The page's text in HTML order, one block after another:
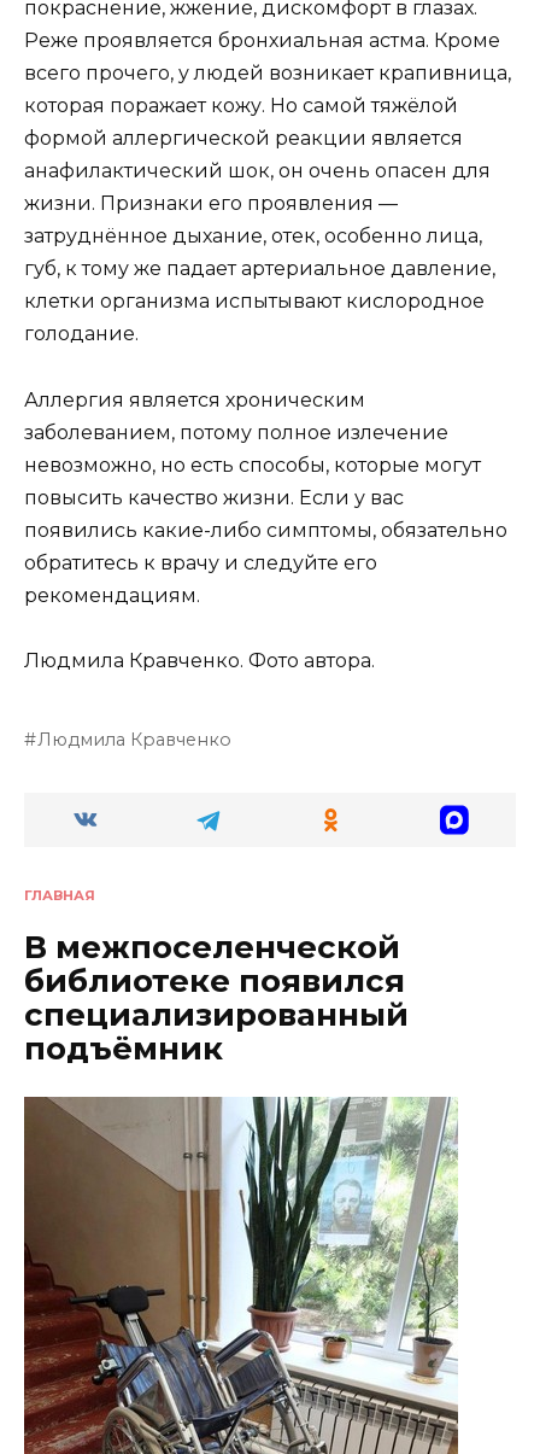
покраснение, жжение, дискомфорт в глазах.
Реже проявляется бронхиальная астма. Кроме
всего прочего, у людей возникает крапивница,
которая поражает кожу. Но самой тяжёлой
формой аллергической реакции является
анафилактический шок, он очень опасен для
жизни. Признаки его проявления —
затруднённое дыхание, отек, особенно лица,
губ, к тому же падает артериальное давление,
клетки организма испытывают кислородное
голодание.
Аллергия является хроническим
заболеванием, потому полное излечение
невозможно, но есть способы, которые могут
повысить качество жизни. Если у вас
появились какие-либо симптомы, обязательно
обратитесь к врачу и следуйте его
рекомендациям.
Людмила Кравченко. Фото автора.
Людмила Кравченко
ГЛАВНАЯ
В межпоселенческой
библиотеке появился
специализированный
подъёмник